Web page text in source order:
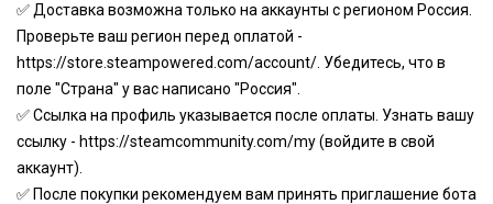
✅ Доставка возможна только на аккаунты с регионом Россия.
Проверьте ваш регион перед оплатой -
https://store.steampowered.com/account/. Убедитесь, что в
поле "Страна" у вас написано "Россия".
✅ Ссылка на профиль указывается после оплаты. Узнать вашу
ссылку - https://steamcommunity.com/my(войдите в свой
аккаунт).
✅ После покупки рекомендуем вам принять приглашение бота